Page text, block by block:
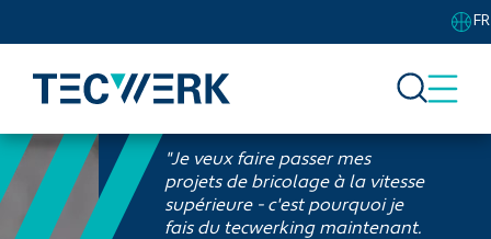
FR
"Je veux faire passer mes
projets de bricolage à la vitesse
supérieure - c'est pourquoi je
fais du tecwerking maintenant.